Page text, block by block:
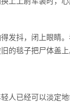
发抖，闭上眼睛。
的毯子把尸体盖上
人已经可以淡定